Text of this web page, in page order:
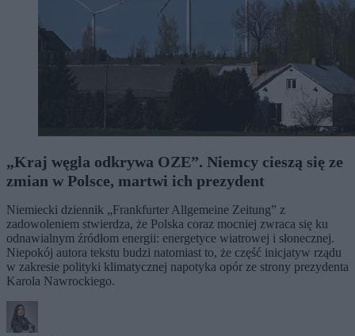
„Kraj węgla odkrywa OZE”. Niemcy cieszą się ze
zmian w Polsce, martwi ich prezydent
Niemiecki dziennik „Frankfurter Allgemeine Zeitung” z
zadowoleniem stwierdza, że Polska coraz mocniej zwraca się ku
odnawialnym źródłom energii: energetyce wiatrowej i słonecznej.
Niepokój autora tekstu budzi natomiast to, że część inicjatyw rządu
w zakresie polityki klimatycznej napotyka opór ze strony prezydenta
Karola Nawrockiego.